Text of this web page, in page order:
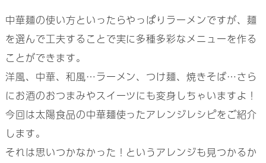
中華麺の使い方といったらやっぱりラーメンですが、麺
を選んで工夫することで実に多種多彩なメニューを作る
ことができます。
洋風、中華、和風…ラーメン、つけ麺、焼きそば…さら
にお酒のおつまみやスイーツにも変身しちゃいますよ！
今回は太陽食品の中華麺使ったアレンジレシピをご紹介
します。
それは思いつかなかった！というアレンジも見つかるか